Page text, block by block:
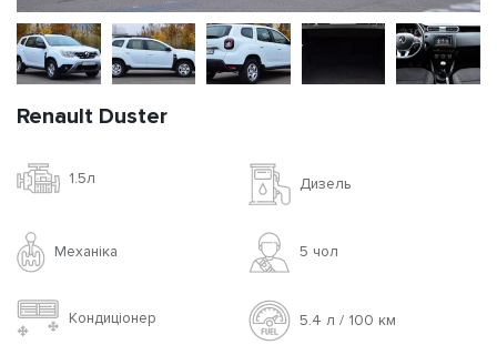
Renault Duster
1.5л Дизель
Механіка 5 чoл
Кондиціонер 5.4 л / 100 км